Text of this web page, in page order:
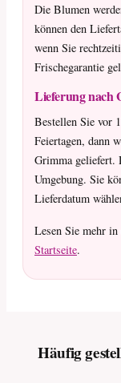
Die Blumen
können den
wenn Sie
Frischegarantie
Lieferung nach
Bestellen Sie vor
Feiertagen, dann
Grimma geliefert.
Umgebung. Sie
Lieferdatum
Lesen Sie mehr in
Startseite.
Häufig